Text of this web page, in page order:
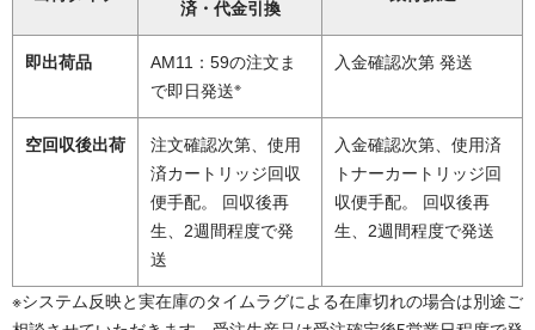
済・代金引換
即出荷品
AM11：59の注文ま
で即日発送※
入金確認次第 発送
空回収後出荷
注文確認次第、使用
済カートリッジ回収
便手配。 回収後再
生、2週間程度で発
送
入金確認次第、使用済
トナーカートリッジ回
収便手配。 回収後再
生、2週間程度で発送
※システム反映と実在庫のタイムラグによる在庫切れの場合は別途ご